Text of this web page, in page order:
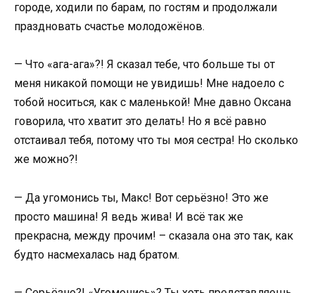
городе, ходили по барам, по гостям и продолжали
праздновать счастье молодожёнов.
— Что «ага-ага»?! Я сказал тебе, что больше ты от
меня никакой помощи не увидишь! Мне надоело с
тобой носиться, как с маленькой! Мне давно Оксана
говорила, что хватит это делать! Но я всё равно
отстаивал тебя, потому что ты моя сестра! Но сколько
же можно?!
— Да угомонись ты, Макс! Вот серьёзно! Это же
просто машина! Я ведь жива! И всё так же
прекрасна, между прочим! – сказала она это так, как
будто насмехалась над братом.